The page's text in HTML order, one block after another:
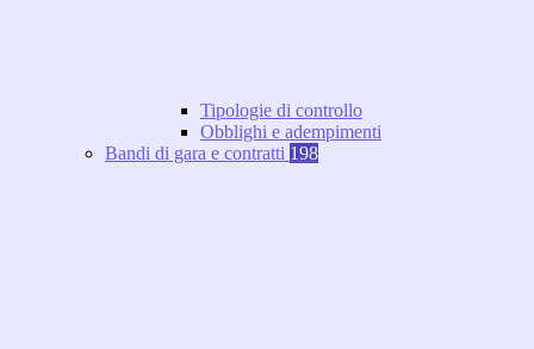
Tipologie di controllo
Obblighi e adempimenti
Bandi di gara e contratti 198